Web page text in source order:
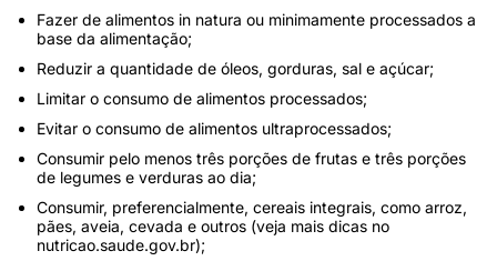
Fazer de alimentos in natura ou minimamente processados a
base da alimentação;
Reduzir a quantidade de óleos, gorduras, sal e açúcar;
Limitar o consumo de alimentos processados;
Evitar o consumo de alimentos ultraprocessados;
Consumir pelo menos três porções de frutas e três porções
de legumes e verduras ao dia;
Consumir, preferencialmente, cereais integrais, como arroz,
pães, aveia, cevada e outros (veja mais dicas no
nutricao.saude.gov.br);